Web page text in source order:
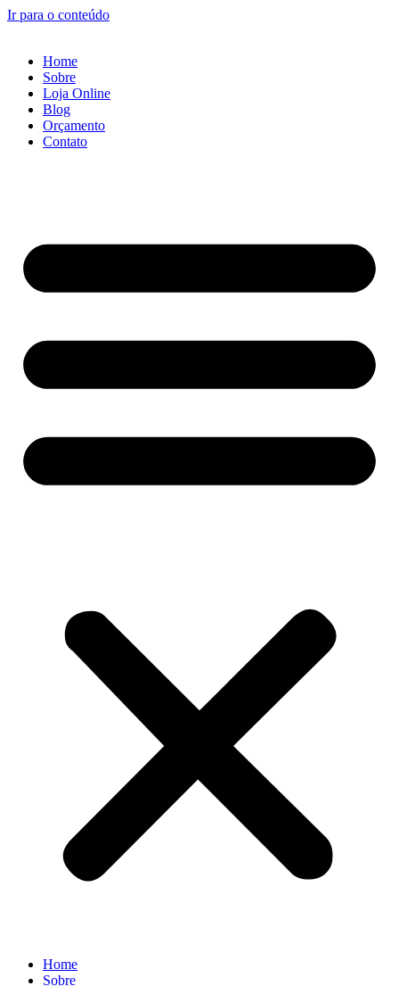
Ir para o conteúdo
Home
Sobre
Loja Online
Blog
Orçamento
Contato
Home
Sobre